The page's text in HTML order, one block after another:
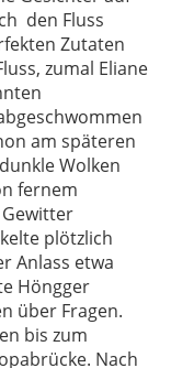
den Fluss
Zutaten
zumal Eliane
am späteren
Wolken
fernem
plötzlich
Anlass etwa
Höngger
über Fragen.
bis zum
Nach